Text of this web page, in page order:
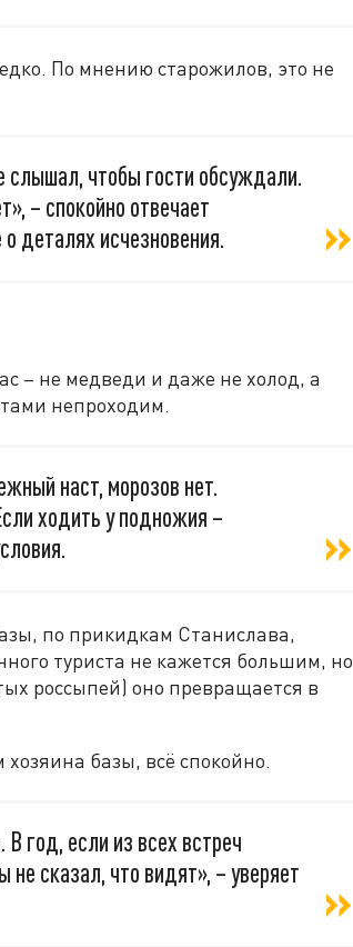
По мнению старожилов, это не
слышал, чтобы гости обсуждали.
– спокойно отвечает
деталях исчезновения.
– не медведи и даже не холод, а
непроходим.
наст, морозов нет.
ходить у подножия –
по прикидкам Станислава,
туриста не кажется большим, но
россыпей) оно превращается в
базы, всё спокойно.
год, если из всех встреч
не сказал, что видят», – уверяет